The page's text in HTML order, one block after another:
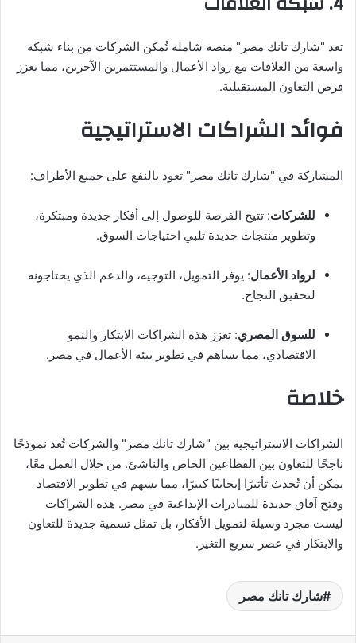
تعد "شارك تانك مصر" منصة شاملة تُمكن الشركات من بناء شبكة
واسعة من العلاقات مع رواد الأعمال والمستثمرين الآخرين، مما يعزز
فرص التعاون المستقبلية.
فوائد الشراكات الاستراتيجية
المشاركة في "شارك تانك مصر" تعود بالنفع على جميع الأطراف:
للشركات: تتيح الفرصة للوصول إلى أفكار جديدة ومبتكرة،
وتطوير منتجات جديدة تلبي احتياجات السوق.
لرواد الأعمال: يوفر التمويل، التوجيه، والدعم الذي يحتاجونه
لتحقيق النجاح.
للسوق المصري: تعزز هذه الشراكات الابتكار والنمو
الاقتصادي، مما يساهم في تطوير بيئة الأعمال في مصر.
خلاصة
الشراكات الاستراتيجية بين "شارك تانك مصر" والشركات تُعد نموذجًا
ناجحًا للتعاون بين القطاعين الخاص والناشئ. من خلال العمل معًا،
يمكن أن تُحدث تأثيرًا إيجابيًا كبيرًا، مما يسهم في تطوير الاقتصاد
وفتح آفاق جديدة للمبادرات الإبداعية في مصر. هذه الشراكات
ليست مجرد وسيلة لتمويل الأفكار، بل تمثل تسمية جديدة للتعاون
والابتكار في عصر سريع التغير.
شارك تانك مصر